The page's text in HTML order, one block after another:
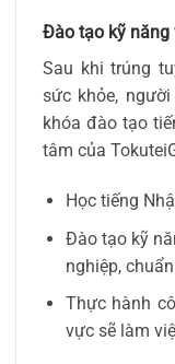
Đào tạo kỹ năng
Sau khi trúng
sức khỏe,
khóa đào tạo
tâm của
Học tiếng
Đào tạo kỹ
nghiệp,
Thực hành
vực sẽ làm